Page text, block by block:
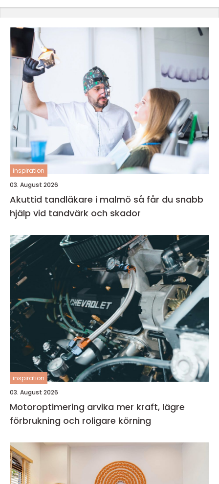
inspiration
03. August 2026
Akuttid tandläkare i malmö så får du snabb
hjälp vid tandvärk och skador
inspiration
03. August 2026
Motoroptimering arvika mer kraft, lägre
förbrukning och roligare körning